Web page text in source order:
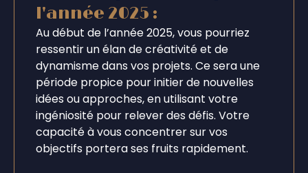
l'année 2025 :
Au début de l’année 2025, vous pourriez
ressentir un élan de créativité et de
dynamisme dans vos projets. Ce sera une
période propice pour initier de nouvelles
idées ou approches, en utilisant votre
ingéniosité pour relever des défis. Votre
capacité à vous concentrer sur vos
objectifs portera ses fruits rapidement.